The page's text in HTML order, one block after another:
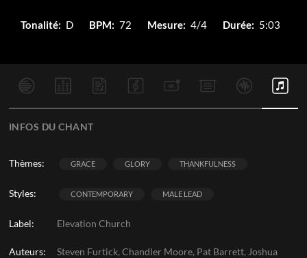
Tonalité: D BPM: 72 Mesure: 4/4 Durée: 5:03
INFOS DU CHANT
Thèmes: GRACE GLORY THANKFULNESS
Styles: CONTEMPORARY MALE LEAD
Label: Elevation Church
Auteurs:
Steven Furtick, Chandler Moore, Pat Barrett, Joshua